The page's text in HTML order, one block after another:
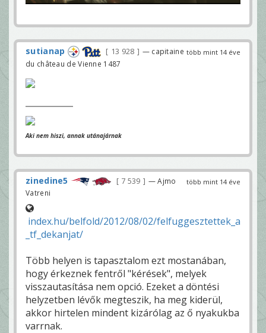
több mint 14 éve
sutianap 13 928
— capitaine
du château de Vienne 1487
Aki nem hiszi, annak utánajárnak
több mint 14 éve
zinedine5 7 539
— Ajmo
Vatreni
index.hu/belfold/2012/08/02/felfuggesztettek_a
_tf_dekanjat/
Több helyen is tapasztalom ezt mostanában,
hogy érkeznek fentről "kérések", melyek
visszautasítása nem opció. Ezeket a döntési
helyzetben lévők megteszik, ha meg kiderül,
akkor hirtelen mindent kizárólag az ő nyakukba
varrnak.